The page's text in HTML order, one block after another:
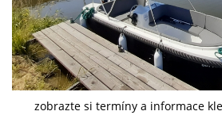
zobrazte si termíny a informace